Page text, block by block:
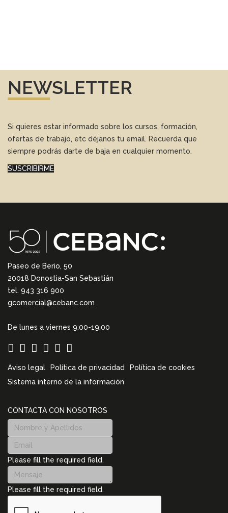
NEWSLETTER
Si quieres estar informado sobre los cursos, formación,
ofertas de trabajo, etc déjanos tu email. Recuerda que
siempre podrás darte de baja en cualquier momento.
SUSCRIBIRME
Paseo de Berio, 50
20018 Donostia-San Sebastián
tel. 943 316 900
gcomercial@cebanc.com
De lunes a viernes 9:00-19:00
Aviso legal Política de privacidad
Política de cookies
Sistema interno de la información
CONTACTA CON NOSOTROS
Please fill the required field.
Please fill the required field.